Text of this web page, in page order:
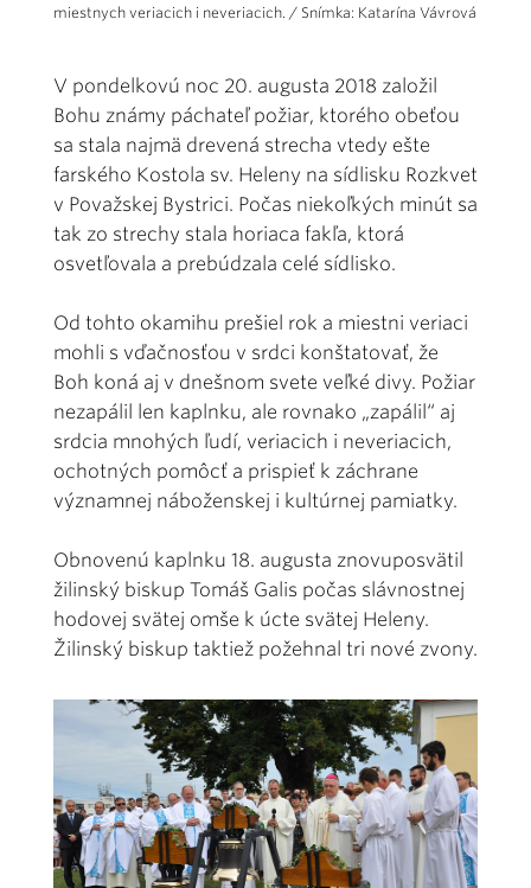
miestnych veriacich i neveriacich. / Snímka: Katarína Vávrová
V pondelkovú noc 20. augusta 2018 založil
Bohu známy páchateľ požiar, ktorého obeťou
sa stala najmä drevená strecha vtedy ešte
farského Kostola sv. Heleny na sídlisku Rozkvet
v Považskej Bystrici. Počas niekoľkých minút sa
tak zo strechy stala horiaca fakľa, ktorá
osvetľovala a prebúdzala celé sídlisko.
Od tohto okamihu prešiel rok a miestni veriaci
mohli s vďačnosťou v srdci konštatovať, že
Boh koná aj v dnešnom svete veľké divy. Požiar
nezapálil len kaplnku, ale rovnako „zapálil“ aj
srdcia mnohých ľudí, veriacich i neveriacich,
ochotných pomôcť a prispieť k záchrane
významnej náboženskej i kultúrnej pamiatky.
Obnovenú kaplnku 18. augusta znovuposvätil
žilinský biskup Tomáš Galis počas slávnostnej
hodovej svätej omše k úcte svätej Heleny.
Žilinský biskup taktiež požehnal tri nové zvony.